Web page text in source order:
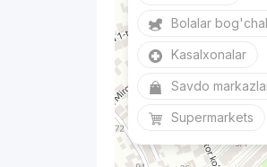
Bolalar
Kasalxonalar
Savdo
Supermarkets